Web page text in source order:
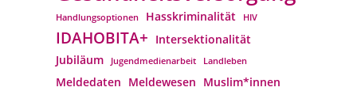
Handlungsoptionen Hasskriminalität HIV
IDAHOBITA+ Intersektionalität
Jubiläum
Jugendmedienarbeit Landleben
Meldedaten Meldewesen Muslim*innen